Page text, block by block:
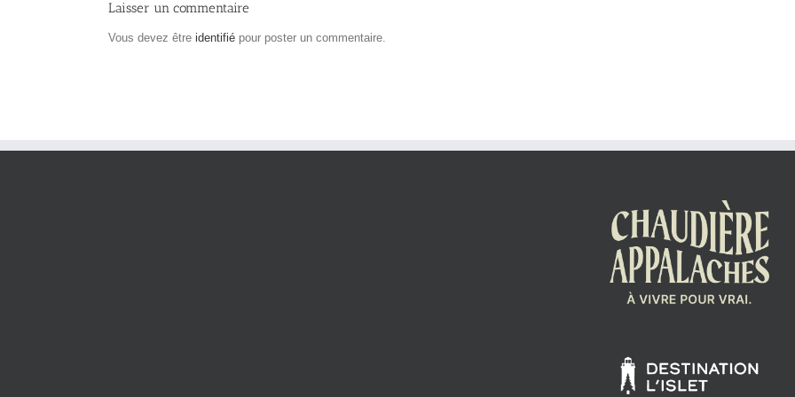
Laisser un commentaire
Vous devez être identifié pour poster un commentaire.